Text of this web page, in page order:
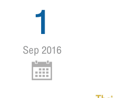
1
Sep 2016